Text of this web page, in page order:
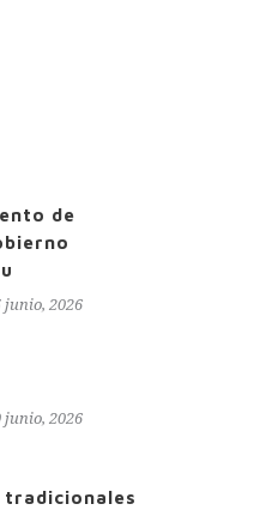
de
junio, 2026
junio, 2026
tradicionales